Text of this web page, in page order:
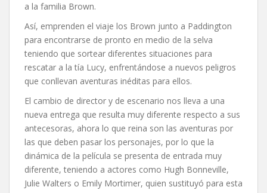
a la familia Brown.
Así, emprenden el viaje los Brown junto a Paddington
para encontrarse de pronto en medio de la selva
teniendo que sortear diferentes situaciones para
rescatar a la tía Lucy, enfrentándose a nuevos peligros
que conllevan aventuras inéditas para ellos.
El cambio de director y de escenario nos lleva a una
nueva entrega que resulta muy diferente respecto a sus
antecesoras, ahora lo que reina son las aventuras por
las que deben pasar los personajes, por lo que la
dinámica de la película se presenta de entrada muy
diferente, teniendo a actores como Hugh Bonneville,
Julie Walters o Emily Mortimer, quien sustituyó para esta